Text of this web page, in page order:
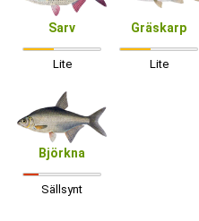
Sarv
Lite
Gräskarp
Lite
Björkna
Sällsynt